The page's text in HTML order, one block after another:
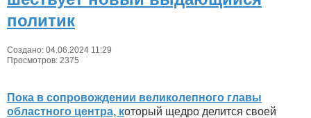
политик
Создано: 04.06.2024 11:29
Просмотров: 2375
Пока в сопровождении великолепного главы
областного центра, который щедро делится своей